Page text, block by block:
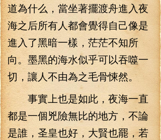
道為什么，當坐著擺渡舟進入夜
海之后所有人都會覺得自己像是
進入了黑暗一樣，茫茫不知所
向。墨黑的海水似乎可以吞噬一
切，讓人不由為之毛骨悚然。
事實上也是如此，夜海一直
都是一個兇險無比的地方，不論
是誰，圣皇也好，大賢也罷，若